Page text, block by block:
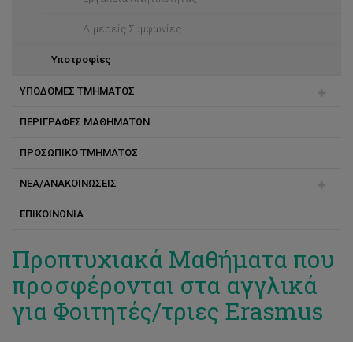
Διμερείς Συμφωνίες
Υποτροφίες
ΥΠΟΔΟΜΕΣ ΤΜΗΜΑΤΟΣ
Θερμοκήπιο
Αγροκτήματα
Εργαστήρια Τμήματος
ΠΕΡΙΓΡΑΦΕΣ ΜΑΘΗΜΑΤΩΝ
ΠΡΟΣΩΠΙΚΟ ΤΜΗΜΑΤΟΣ
Δημήτρης Τσάλτας
Ανδρέας Κατσιώτης
Βλάσης Γούλας
Γεώργιος Α. Κούντιος
ΝΕΑ/ΑΝΑΚΟΙΝΩΣΕΙΣ
Συνέδρια/Ημερίδες
ΕΠΙΚΟΙΝΩΝΙΑ
Προπτυχιακά Μαθήματα που
προσφέρονται στα αγγλικά
για Φοιτητές/τριες Erasmus